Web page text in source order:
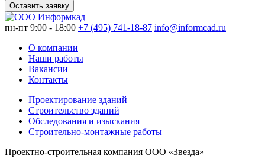
Оставить заявку
пн-пт 9:00 - 18:00 +7 (495) 741-18-87 info@informcad.ru
О компании
Наши работы
Вакансии
Контакты
Проектирование зданий
Строительство зданий
Обследования и изыскания
Строительно-монтажные работы
Проектно-строительная компания ООО «Звезда»